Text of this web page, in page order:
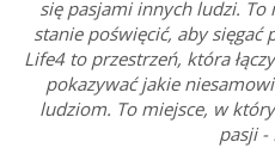
się pasjami innych ludzi.
stanie poświęcić, aby sięgać
Life4 to przestrzeń, która
pokazywać jakie
ludziom. To miejsce, w
pasji -